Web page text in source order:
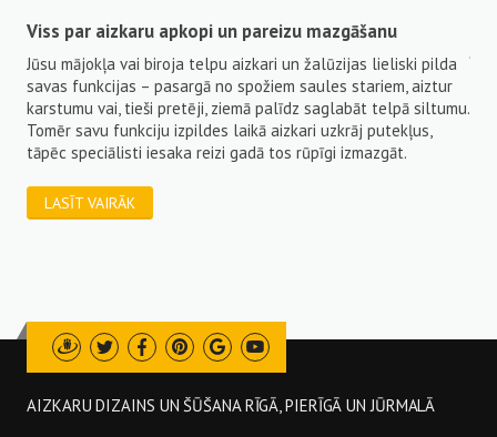
Viss par aizkaru apkopi un pareizu mazgāšanu
Jūsu mājokļa vai biroja telpu aizkari un žalūzijas lieliski pilda
savas funkcijas – pasargā no spožiem saules stariem, aiztur
karstumu vai, tieši pretēji, ziemā palīdz saglabāt telpā siltumu.
Tomēr savu funkciju izpildes laikā aizkari uzkrāj putekļus,
tāpēc speciālisti iesaka reizi gadā tos rūpīgi izmazgāt.
LASĪT VAIRĀK
Draugiem
TwitterFacebookPinterest
GoogleYoutube
AIZKARU DIZAINS UN ŠŪŠANA RĪGĀ, PIERĪGĀ UN JŪRMALĀ